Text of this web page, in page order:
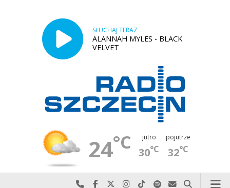
SŁUCHAJ TERAZ
ALANNAH MYLES - BLACK
VELVET
24°C jutro
30°C
pojutrze
32°C
Najlepiej po prostu do nas zadzwoń
Odwiedź nas na Facebook-u
Odwiedź nas na X
Odwiedź nas na Instagram-ie
Odwiedź nas na TikTok-u
Szukaj nas na Spotify
Wyślij do nas
Szukaj